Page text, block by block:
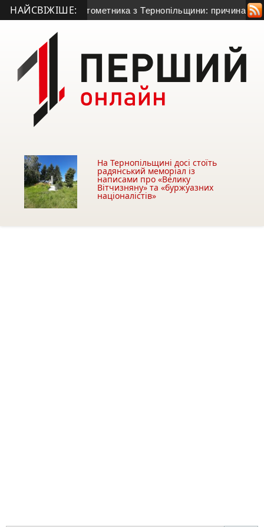
НАЙСВІЖІШЕ:
річного гранатометника з Тернопільщини: причина
На Тернопільщині досі стоїть
радянський меморіал із
написами про «Велику
Вітчизняну» та «буржуазних
націоналістів»